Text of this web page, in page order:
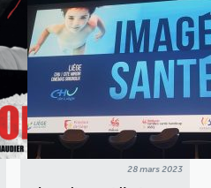
28 mars 2023